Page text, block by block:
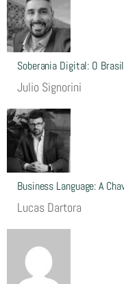
Soberania Digital: O
Julio Signorini
Business Language: A
Lucas Dartora